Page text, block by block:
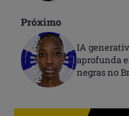
Próximo
IA
aprofunda
negras no